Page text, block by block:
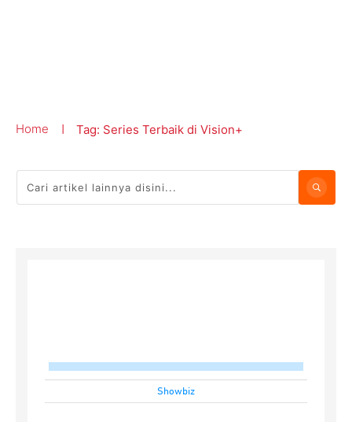
Home Tag: Series Terbaik di Vision+
Showbiz